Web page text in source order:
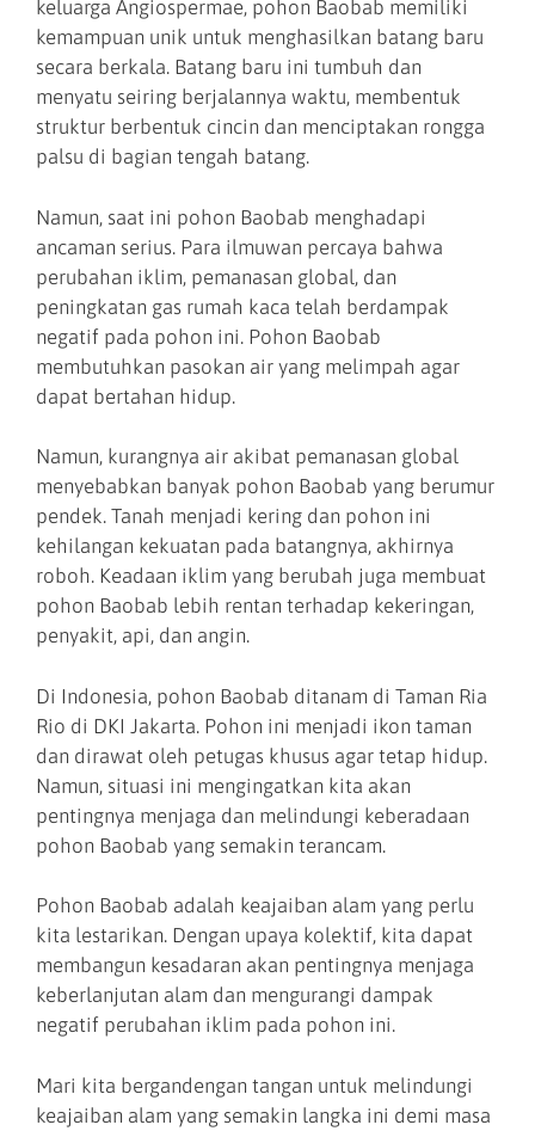
keluarga Angiospermae, pohon Baobab memiliki
kemampuan unik untuk menghasilkan batang baru
secara berkala. Batang baru ini tumbuh dan
menyatu seiring berjalannya waktu, membentuk
struktur berbentuk cincin dan menciptakan rongga
palsu di bagian tengah batang.
Namun, saat ini pohon Baobab menghadapi
ancaman serius. Para ilmuwan percaya bahwa
perubahan iklim, pemanasan global, dan
peningkatan gas rumah kaca telah berdampak
negatif pada pohon ini. Pohon Baobab
membutuhkan pasokan air yang melimpah agar
dapat bertahan hidup.
Namun, kurangnya air akibat pemanasan global
menyebabkan banyak pohon Baobab yang berumur
pendek. Tanah menjadi kering dan pohon ini
kehilangan kekuatan pada batangnya, akhirnya
roboh. Keadaan iklim yang berubah juga membuat
pohon Baobab lebih rentan terhadap kekeringan,
penyakit, api, dan angin.
Di Indonesia, pohon Baobab ditanam di Taman Ria
Rio di DKI Jakarta. Pohon ini menjadi ikon taman
dan dirawat oleh petugas khusus agar tetap hidup.
Namun, situasi ini mengingatkan kita akan
pentingnya menjaga dan melindungi keberadaan
pohon Baobab yang semakin terancam.
Pohon Baobab adalah keajaiban alam yang perlu
kita lestarikan. Dengan upaya kolektif, kita dapat
membangun kesadaran akan pentingnya menjaga
keberlanjutan alam dan mengurangi dampak
negatif perubahan iklim pada pohon ini.
Mari kita bergandengan tangan untuk melindungi
keajaiban alam yang semakin langka ini demi masa